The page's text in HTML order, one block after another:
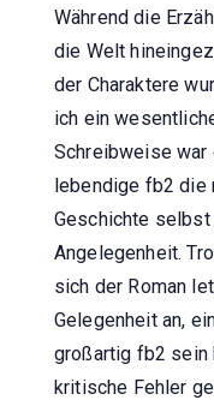
Während die
die Welt
der Charaktere
ich ein
Schreibweise war
lebendige fb2 die
Geschichte
Angelegenheit.
sich der Roman
Gelegenheit an,
großartig fb2 sein
kritische Fehler